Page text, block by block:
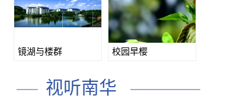
镜湖与楼群 校园早樱
视听南华